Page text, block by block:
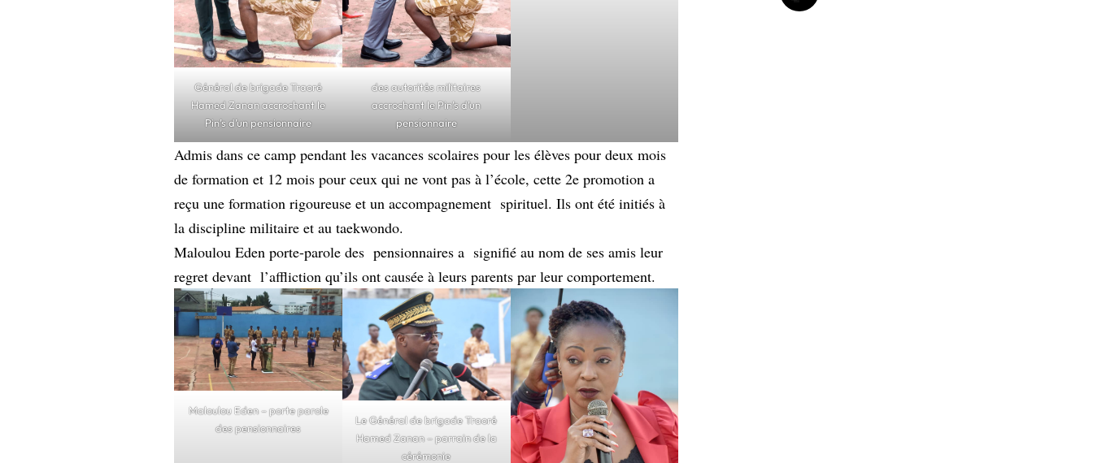
Général de brigade Traoré
Hamed Zanan accrochant le
Pin’s d’un pensionnaire
des autorités militaires
accrochant le Pin’s d’un
pensionnaire
Admis dans ce camp pendant les vacances scolaires pour les élèves pour deux mois
de formation et 12 mois pour ceux qui ne vont pas à l’école, cette 2e promotion a
reçu une formation rigoureuse et un accompagnement spirituel. Ils ont été initiés à
la discipline militaire et au taekwondo.
Maloulou Eden porte-parole des pensionnaires a signifié au nom de ses amis leur
regret devant l’affliction qu’ils ont causée à leurs parents par leur comportement.
Maloulou Eden – porte parole
des pensionnaires
Le Général de brigade Traoré
Hamed Zanan – parrain de la
cérémonie